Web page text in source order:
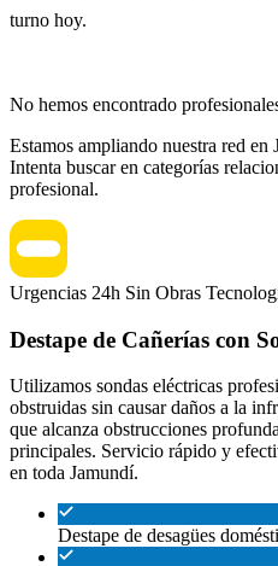
turno hoy.
No hemos encontrado
Estamos ampliando nuestra red en
Intenta buscar en categorías
profesional.
Urgencias 24h Sin Obras
Destape de Cañerías con
Utilizamos sondas eléctricas
obstruidas sin causar daños a la
que alcanza obstrucciones
principales. Servicio rápido y
en toda Jamundí.
Destape de desagües